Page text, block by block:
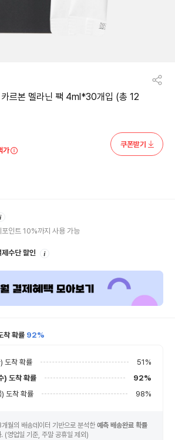
르본 멜라닌 팩 4ml*30개입 (총 12
가
쿠폰받기
포인트 10%까지 사용 가능
수단 할인
착 확률 92%
도착 확률 51 %
) 도착 확률 92%
도착 확률 98%
월의 배송데이터 기반으로 분석한 예측 배송완료 확률
. (영업일 기준, 주말 공휴일 제외)